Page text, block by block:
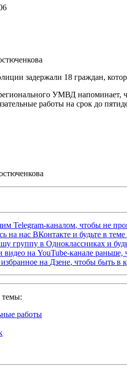
задержали 18 граждан,
УМВД напоминает,
работы на срок до
Telegram-каналом, чтобы не
на нас ВКонтакте и будьте в
группу в Одноклассниках и
видео на YouTube-канале раньше,
на Дзене, чтобы быть в
темы:
работы